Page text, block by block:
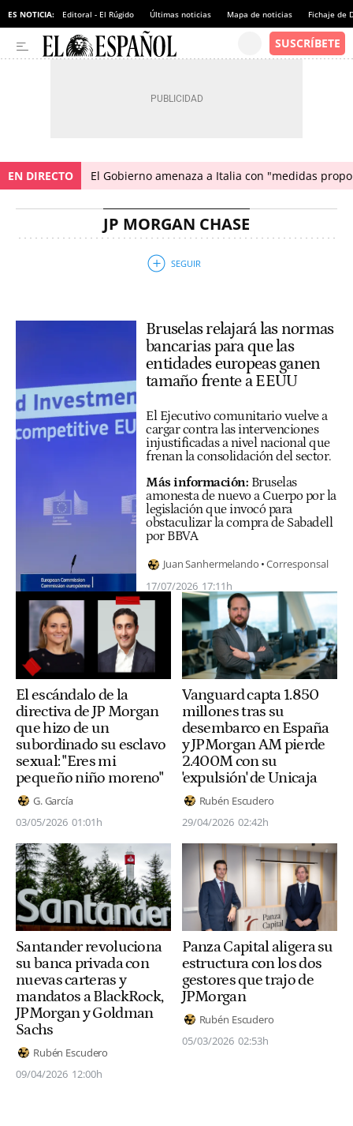
ES NOTICIA: Editoral - El Rúgido Últimas noticias Mapa de noticias Fichaje de
EN DIRECTO El Gobierno amenaza a Italia con "medidas
JP MORGAN CHASE
Bruselas relajará las normas
bancarias para que las
entidades europeas ganen
tamaño frente a EEUU
El Ejecutivo comunitario vuelve a
cargar contra las intervenciones
injustificadas a nivel nacional que
frenan la consolidación del sector.
Más información: Bruselas
amonesta de nuevo a Cuerpo por la
legislación que invocó para
obstaculizar la compra de Sabadell
por BBVA
Juan Sanhermelando Corresponsal
17/07/2026 17:11h
El escándalo de la
directiva de JP Morgan
que hizo de un
subordinado su esclavo
sexual: "Eres mi
pequeño niño moreno"
G. García
03/05/2026 01:01h
Vanguard capta 1.850
millones tras su
desembarco en España
y JPMorgan AM pierde
2.400M con su
'expulsión' de Unicaja
Rubén Escudero
29/04/2026 02:42h
Santander revoluciona
su banca privada con
nuevas carteras y
mandatos a BlackRock,
JPMorgan y Goldman
Sachs
Rubén Escudero
09/04/2026 12:00h
Panza Capital aligera su
estructura con los dos
gestores que trajo de
JPMorgan
Rubén Escudero
05/03/2026 02:53h